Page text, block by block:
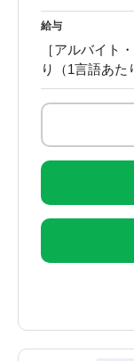
給与
［アルバイト
り（1言語あた